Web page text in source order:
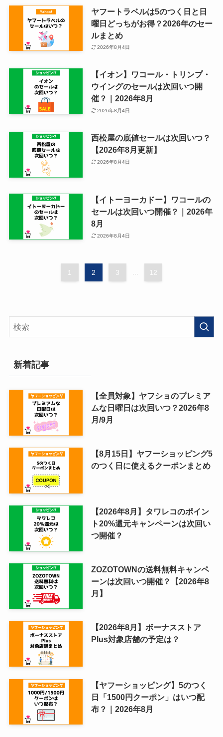
ヤフートラベルは5のつく日と日
曜日どっちがお得？2026年のセー
ルまとめ
2026年8月4日
【イオン】ワコール・トリンプ・
ウイングのセールは次回いつ開
催？｜2026年8月
2026年8月4日
西松屋の底値セールは次回いつ？
【2026年8月更新】
2026年8月4日
【イトーヨーカドー】ワコールの
セールは次回いつ開催？｜2026年
8月
2026年8月4日
1 2 3 12
新着記事
【全員対象】ヤフショのプレミア
ムな日曜日は次回いつ？2026年8
月/9月
【8月15日】ヤフーショッピング5
のつく日に使えるクーポンまとめ
【2026年8月】タワレコのポイン
ト20%還元キャンペーンは次回い
つ開催？
ZOZOTOWNの送料無料キャンペ
ーンは次回いつ開催？【2026年8
月】
【2026年8月】ボーナスストア
Plus対象店舗の予定は？
【ヤフーショッピング】5のつく
日「1500円クーポン」はいつ配
布？｜2026年8月